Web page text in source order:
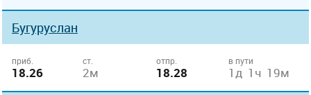
Бугуруслан
приб.
18.26
ст.
2м
отпр.
18.28
в пути
1д 1ч 19м